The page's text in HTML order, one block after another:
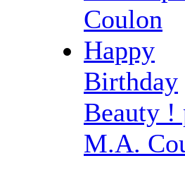
Coulon
Happy
Birthday
Beauty !
M.A.